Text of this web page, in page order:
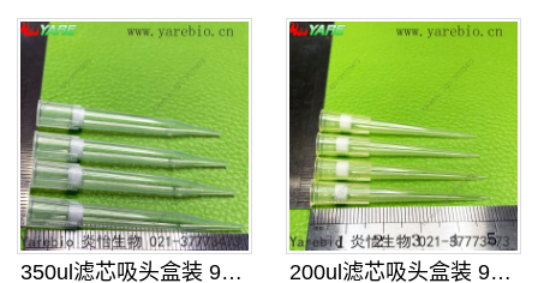
350ul滤芯吸头盒装 96孔 可 200ul滤芯吸头盒装 96孔 可